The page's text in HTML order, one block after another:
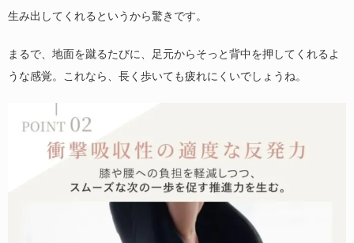
生み出してくれるというから驚きです。
まるで、地面を蹴るたびに、足元からそっと背中を押してくれるよ
うな感覚。これなら、長く歩いても疲れにくいでしょうね。